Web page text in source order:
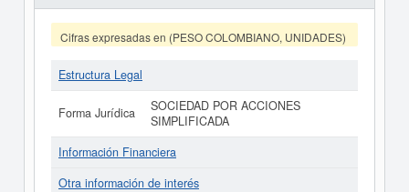
Cifras expresadas en (PESO COLOMBIANO, UNIDADES)
Estructura Legal
Forma Jurídica
SOCIEDAD POR ACCIONES
SIMPLIFICADA
Información Financiera
Otra información de interés